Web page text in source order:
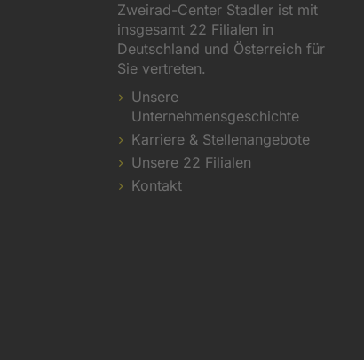
Zweirad-Center Stadler ist mit
insgesamt 22 Filialen in
Deutschland und Österreich für
Sie vertreten.
Unsere
Unternehmensgeschichte
Karriere & Stellenangebote
Unsere 22 Filialen
Kontakt